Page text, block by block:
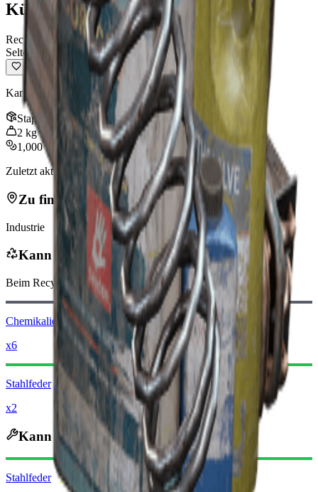
Kühlspule
Recycelbar
Selten
Kann zu Herstellungsmaterialien recycelt werden.
Stapel :
2 kg
1,000
Zuletzt aktualisiert
Jan 09, 2026
Zu finden in
Industrie
Kann recycelt werden zu
Beim Recycling erhältst du -100 weniger Raider-Münzen
Chemikalien
x6
Stahlfeder
x2
Kann zerlegt werden zu
Stahlfeder